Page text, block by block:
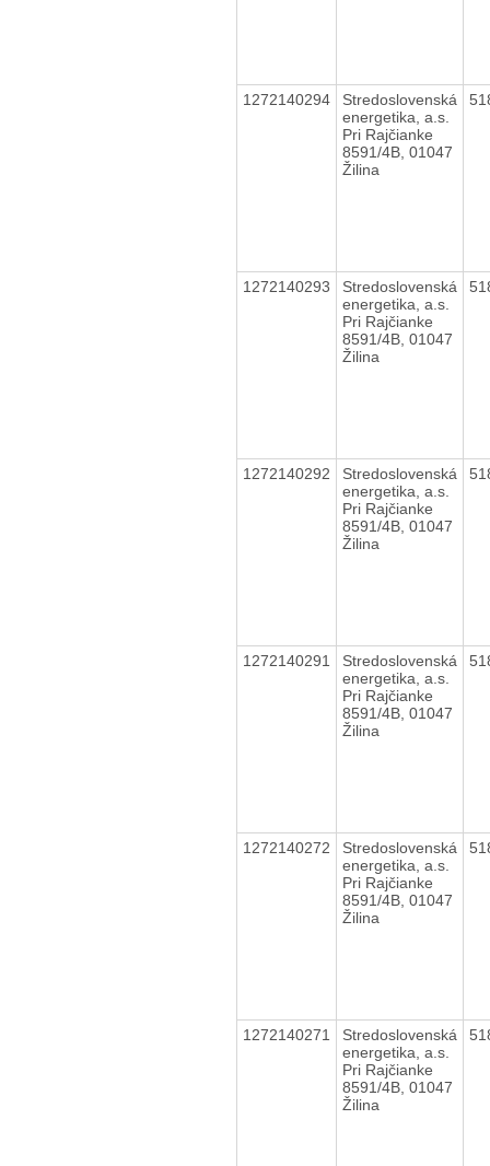
1272140294
Stredoslovenská
energetika, a.s.
Pri Rajčianke
8591/4B, 01047
Žilina
1272140293
Stredoslovenská
energetika, a.s.
Pri Rajčianke
8591/4B, 01047
Žilina
1272140292
Stredoslovenská
energetika, a.s.
Pri Rajčianke
8591/4B, 01047
Žilina
1272140291
Stredoslovenská
energetika, a.s.
Pri Rajčianke
8591/4B, 01047
Žilina
1272140272
Stredoslovenská
energetika, a.s.
Pri Rajčianke
8591/4B, 01047
Žilina
1272140271
Stredoslovenská
energetika, a.s.
Pri Rajčianke
8591/4B, 01047
Žilina